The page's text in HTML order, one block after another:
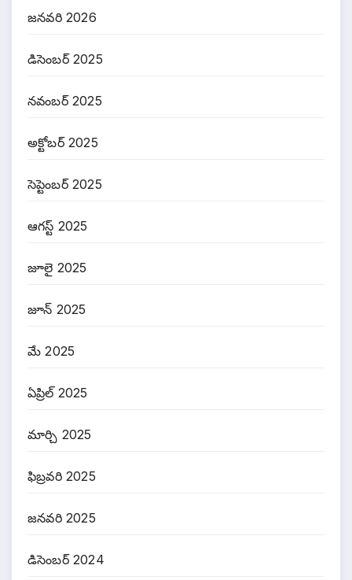
జనవరి 2026
డిసెంబర్ 2025
నవంబర్ 2025
అక్టోబర్ 2025
సెప్టెంబర్ 2025
ఆగస్ట్ 2025
జూలై 2025
జూన్ 2025
మే 2025
ఏప్రిల్ 2025
మార్చి 2025
ఫిబ్రవరి 2025
జనవరి 2025
డిసెంబర్ 2024